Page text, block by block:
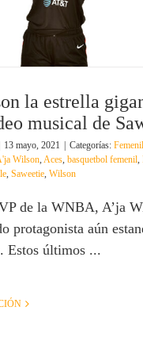
la estrella
musical de
13 mayo, 2021 | Categorías: Femenil
Wilson Aces basquetbol femenil
Saweetie Wilson
de la WNBA, A’ja
protagonista aún
Estos últimos ...